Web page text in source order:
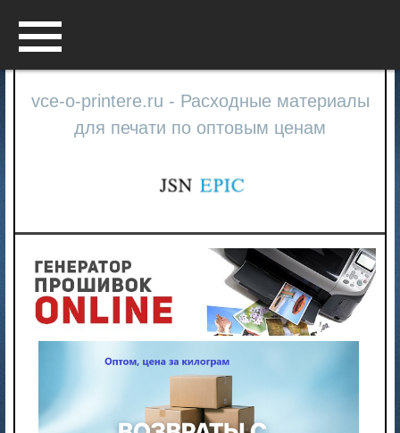
vce-o-printere.ru - Расходные материалы
для печати по оптовым ценам